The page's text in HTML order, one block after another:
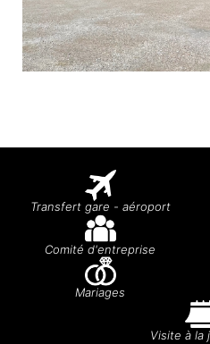
Transfert gare - aéroport
Comité d'entreprise
Mariages
Visite à la